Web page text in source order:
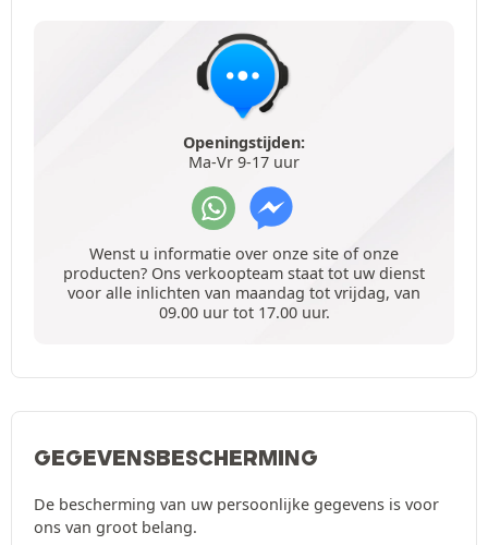
Openingstijden:
Ma-Vr 9-17 uur
Wenst u informatie over onze site of onze
producten? Ons verkoopteam staat tot uw dienst
voor alle inlichten van maandag tot vrijdag, van
09.00 uur tot 17.00 uur.
GEGEVENSBESCHERMING
De bescherming van uw persoonlijke gegevens is voor
ons van groot belang.